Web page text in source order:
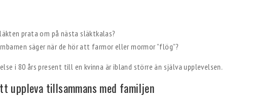
prata om på nästa släktkalas?
säger när de hör att farmor eller mormor ”flög”?
i 80 års present till en kvinna är ibland större än själva upplevelsen.
uppleva tillsammans med familjen